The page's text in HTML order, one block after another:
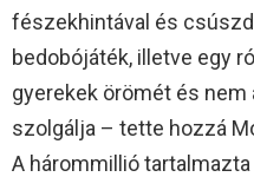
fészekhintával és
bedobójáték, illetve egy
gyerekek örömét és
szolgálja – tette hozzá
A hárommillió